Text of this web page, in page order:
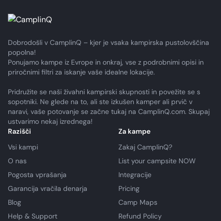
Dobrodošli v CamplinQ – kjer je vsaka kampirska pustolovščina
popolna!
Ponujamo kampe iz Evrope in onkraj, vse z podrobnimi opisi in
priročnimi filtri za iskanje vaše idealne lokacije.
Pridružite se naši živahni kampirski skupnosti in povežite se s
sopotniki. Ne glede na to, ali ste izkušen kamper ali prvič v
naravi, vaše potovanje se začne tukaj na CamplinQ.com. Skupaj
ustvarimo nekaj izrednega!
Razišči
Vsi kampi
O nas
Pogosta vprašanja
Garancija vračila denarja
Blog
Help & Support
Za kampe
Zakaj CamplinQ?
List your campsite NOW
Integracije
Pricing
Camp Maps
Refund Policy